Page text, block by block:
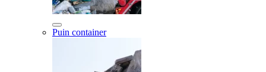
Puin container